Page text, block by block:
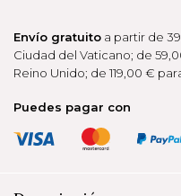
Envío gratuito a partir de
Ciudad del Vaticano; de
Reino Unido; de 119,00 €
Puedes pagar con